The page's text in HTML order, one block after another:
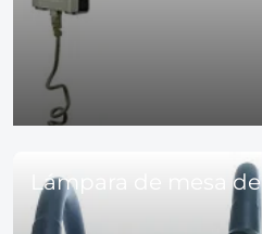
Lámpara de mesa de